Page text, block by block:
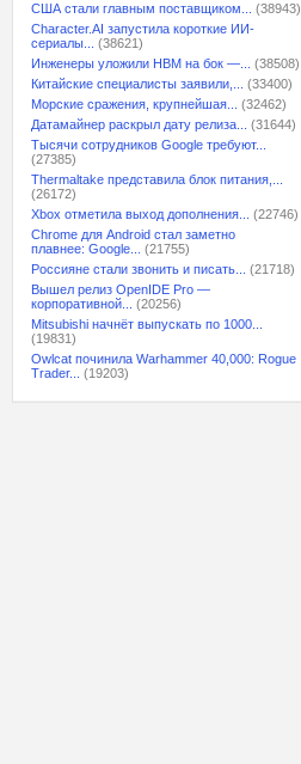
США стали главным поставщиком...
(38943)
Character.AI запустила короткие ИИ-
сериалы...
(38621)
Инженеры уложили HBM на бок —...
(38508)
Китайские специалисты заявили,...
(33400)
Морские сражения, крупнейшая...
(32462)
Датамайнер раскрыл дату релиза...
(31644)
Тысячи сотрудников Google требуют...
(27385)
Thermaltake представила блок питания,...
(26172)
Xbox отметила выход дополнения...
(22746)
Chrome для Android стал заметно
плавнее: Google...
(21755)
Россияне стали звонить и писать...
(21718)
Вышел релиз OpenIDE Pro —
корпоративной...
(20256)
Mitsubishi начнёт выпускать по 1000...
(19831)
Owlcat починила Warhammer 40,000: Rogue
Trader...
(19203)